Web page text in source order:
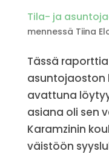
Tila- ja
mennessä Tiina
Tässä
asuntojaoston
avattuna
asiana oli sen
Karamzinin
väistöön